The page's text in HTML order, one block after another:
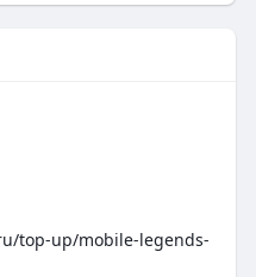
top-up/mobile-legends-